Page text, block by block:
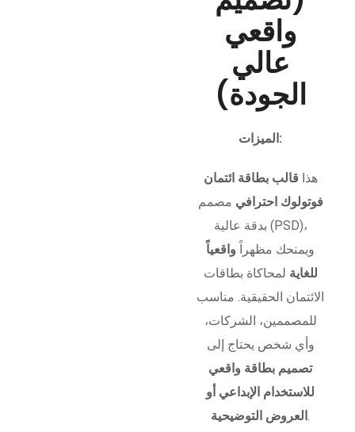
واقعي
عالي
الجودة)
الميزات:
هذا قالب بطاقة ائتمان
فوتولوك احترافي مصمم
بدقة عالية (PSD)،
ويمنحك مظهراً واقعياً
للغاية لمحاكاة بطاقات
الائتمان الحقيقية. مناسب
للمصممين، الشركات،
وأي شخص يحتاج إلى
تصميم بطاقة واقعي
للاستخدام الإبداعي أو
العروض التوضيحية .